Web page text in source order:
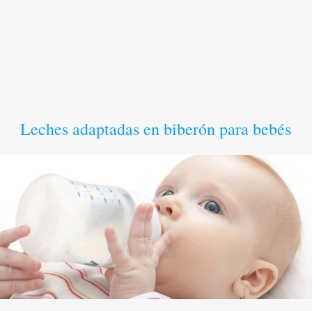
Leches adaptadas en biberón para bebés